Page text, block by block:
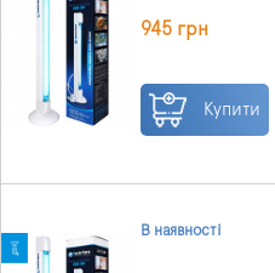
945 грн
Купити
В наявності